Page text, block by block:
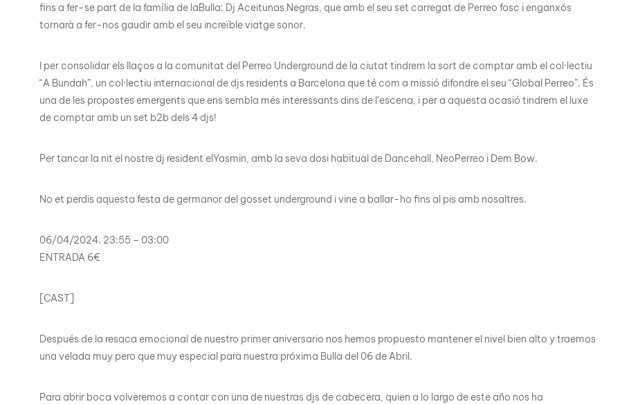
fins a fer-se part de la família de laBulla: Dj Aceitunas Negras, que amb el seu set carregat de Perreo fosc i enganxós
tornarà a fer-nos gaudir amb el seu increïble viatge sonor.
I per consolidar els llaços a la comunitat del Perreo Underground de la ciutat tindrem la sort de comptar amb el col·lectiu
“A Bundah”, un col·lectiu internacional de djs residents a Barcelona que té com a missió difondre el seu “Global Perreo”. És
una de les propostes emergents que ens sembla més interessants dins de l’escena, i per a aquesta ocasió tindrem el luxe
de comptar amb un set b2b dels 4 djs!
Per tancar la nit el nostre dj resident elYasmin, amb la seva dosi habitual de Dancehall, NeoPerreo i Dem Bow.
No et perdis aquesta festa de germanor del gosset underground i vine a ballar-ho fins al pis amb nosaltres.
06/04/2024. 23:55 – 03:00
ENTRADA 6€
[CAST]
Después de la resaca emocional de nuestro primer aniversario nos hemos propuesto mantener el nivel bien alto y traemos
una velada muy pero que muy especial para nuestra próxima Bulla del 06 de Abril.
Para abrir boca volveremos a contar con una de nuestras djs de cabecera, quien a lo largo de este año nos ha